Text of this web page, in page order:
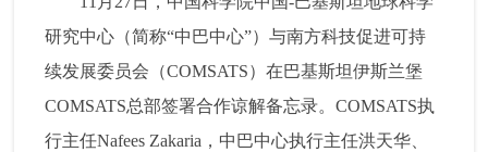
研究中心（简称“中巴中心”）与南方科技促进可持
续发展委员会（COMSATS）在巴基斯坦伊斯兰堡
COMSATS总部签署合作谅解备忘录。COMSATS执
行主任Nafees Zakaria，中巴中心执行主任洪天华、